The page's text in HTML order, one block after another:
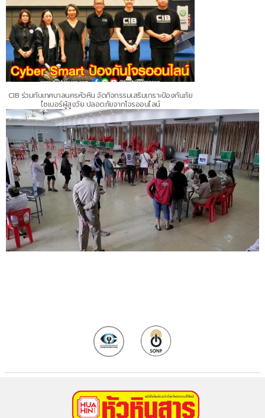
CIB ร่วมกับเทศบาลนครหัวหิน จัดกิจกรรมเสริมเกราะป้องกันภัย
ไซเบอร์ผู้สูงวัย ปลอดภัยจากโจรออนไลน์